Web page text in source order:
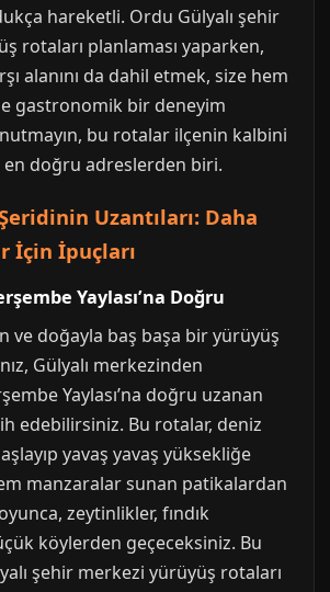
hareketli. Ordu Gülyalı şehir
rotaları planlaması yaparken,
alanını da dahil etmek, size hem
gastronomik bir deneyim
bu rotalar ilçenin kalbini
doğru adreslerden biri.
Şeridinin Uzantıları: Daha
İçin İpuçları
Yaylası’na Doğru
ve doğayla baş başa bir yürüyüş
Gülyalı merkezinden
Yaylası’na doğru uzanan
edebilirsiniz. Bu rotalar, deniz
yavaş yavaş yüksekliğe
manzaralar sunan patikalardan
zeytinlikler, fındık
köylerden geçeceksiniz. Bu
şehir merkezi yürüyüş rotaları